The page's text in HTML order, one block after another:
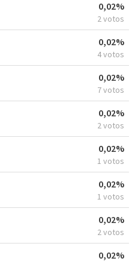
0,02%
2 votos
0,02%
4 votos
0,02%
7 votos
0,02%
2 votos
0,02%
1 votos
0,02%
1 votos
0,02%
2 votos
0,02%